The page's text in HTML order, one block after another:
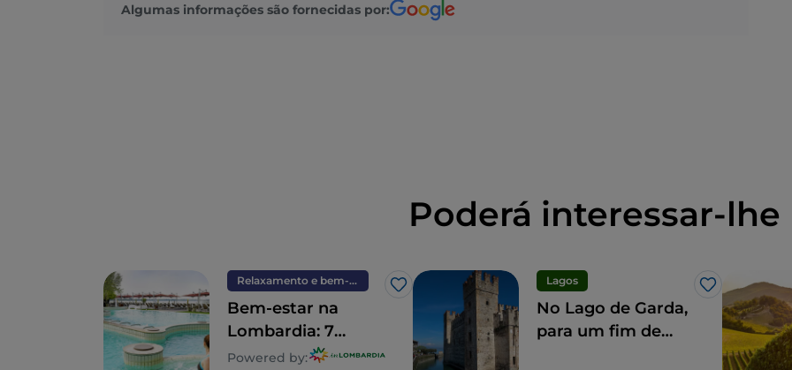
Algumas informações são fornecidas por:
Poderá interessar-lhe
Relaxamento e bem-estar
Gosto
Bem-estar na
Lombardia: 7
destinos para uma
Powered by:
Lagos
Gosto
No Lago de Garda,
para um fim de